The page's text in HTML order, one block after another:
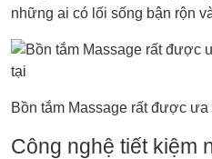
những ai có lối sống bận rộn
Bồn tắm Massage rất được
Công nghệ tiết kiệm